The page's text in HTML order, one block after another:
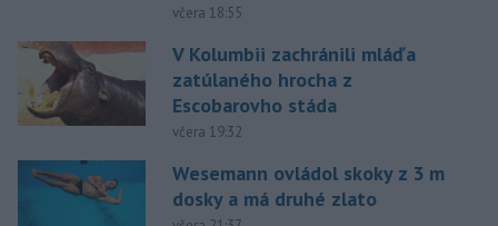
včera 18:55
V Kolumbii zachránili mláďa
zatúlaného hrocha z
Escobarovho stáda
včera 19:32
Wesemann ovládol skoky z 3 m
dosky a má druhé zlato